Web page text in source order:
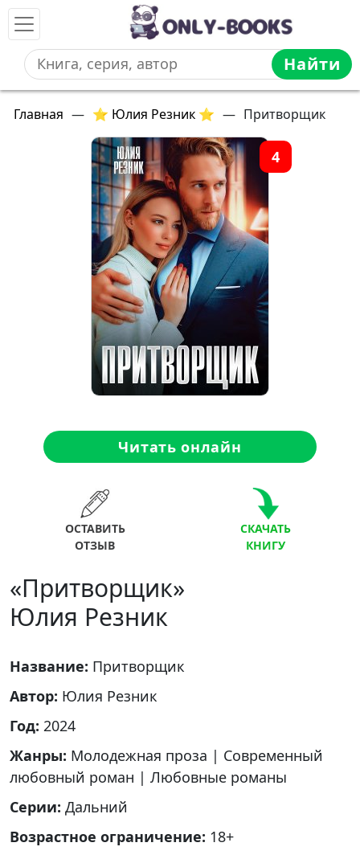
Найти
Главная — ⭐ Юлия Резник ⭐ — Притворщик
4
Читать онлайн
ОСТАВИТЬ
ОТЗЫВ
СКАЧАТЬ
КНИГУ
«Притворщик»
Юлия Резник
Название: Притворщик
Автор: Юлия Резник
Год: 2024
Жанры: Молодежная проза | Современный
любовный роман | Любовные романы
Серии: Дальний
Возрастное ограничение: 18+